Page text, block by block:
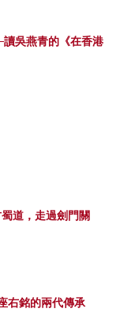
吳燕青的《在香港
道，走過劍門關
右銘的兩代傳承